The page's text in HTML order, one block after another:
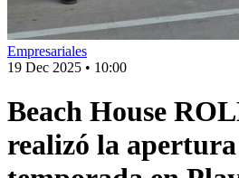
Empresariales
19 Dec 2025 • 10:00
Beach House
realizó la